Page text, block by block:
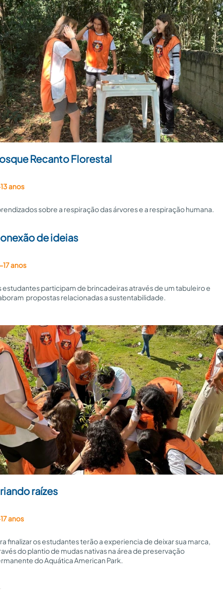
Recanto Florestal
anos
sobre a respiração das árvores e a respiração humana.
de ideias
17 anos
estudantes participam de brincadeiras através de um tabuleiro e
propostas relacionadas a sustentabilidade.
raízes
anos
finalizar os estudantes terão a experiencia de deixar sua marca,
do plantio de mudas nativas na área de preservação
do Aquática American Park.